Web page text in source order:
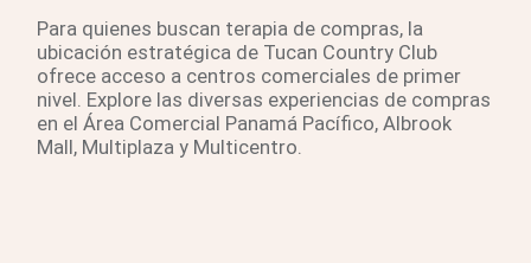
Para quienes buscan terapia de compras, la
ubicación estratégica de Tucan Country Club
ofrece acceso a centros comerciales de primer
nivel. Explore las diversas experiencias de compras
en el Área Comercial Panamá Pacífico, Albrook
Mall, Multiplaza y Multicentro.